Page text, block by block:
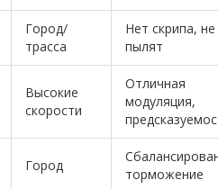
Город/
трасса
Нет скрипа, не
пылят
Высокие
скорости
Отличная
модуляция,
Город
торможение